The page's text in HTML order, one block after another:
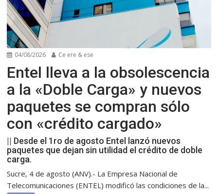
04/08/2026 Ce ere & ese
Entel lleva a la obsolescencia
a la «Doble Carga» y nuevos
paquetes se compran sólo
con «crédito cargado»
|| Desde el 1ro de agosto Entel lanzó nuevos
paquetes que dejan sin utilidad el crédito de doble
carga.
Sucre, 4 de agosto (ANV).- La Empresa Nacional de
Telecomunicaciones (ENTEL) modificó las condiciones de la...